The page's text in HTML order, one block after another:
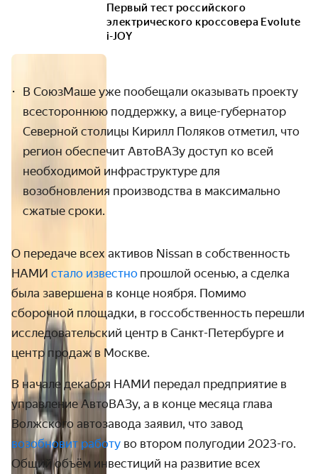
Первый тест российского
электрического кроссовера Evolute
i-JOY
В СоюзМаше уже пообещали оказывать проекту
всестороннюю поддержку, а вице-губернатор
Северной столицы Кирилл Поляков отметил, что
регион обеспечит АвтоВАЗу доступ ко всей
необходимой инфраструктуре для
возобновления производства в максимально
сжатые сроки.
О передаче всех активов Nissan в собственность
НАМИ стало известно прошлой осенью, а сделка
была завершена в конце ноября. Помимо
сборочной площадки, в госсобственность перешли
исследовательский центр в Санкт-Петербурге и
центр продаж в Москве.
В начале декабря НАМИ передал предприятие в
управление АвтоВАЗу, а в конце месяца глава
Волжского автозавода заявил, что завод
возобновит работу во втором полугодии 2023-го.
Общий объём инвестиций на развитие всех